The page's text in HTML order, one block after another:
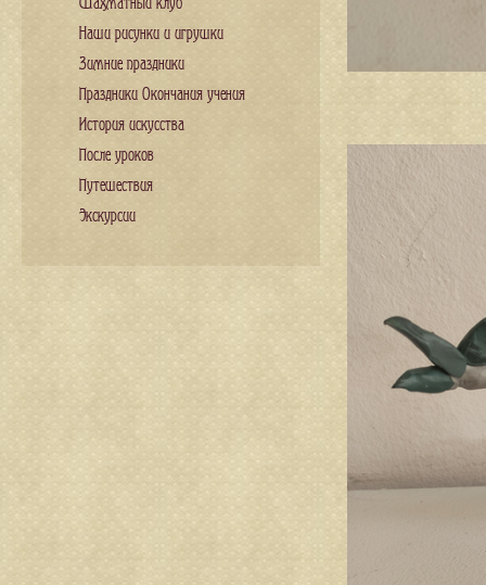
Шахматный клуб
Наши рисунки и игрушки
Зимние праздники
Праздники Окончания учения
История искусства
После уроков
Путешествия
Экскурсии